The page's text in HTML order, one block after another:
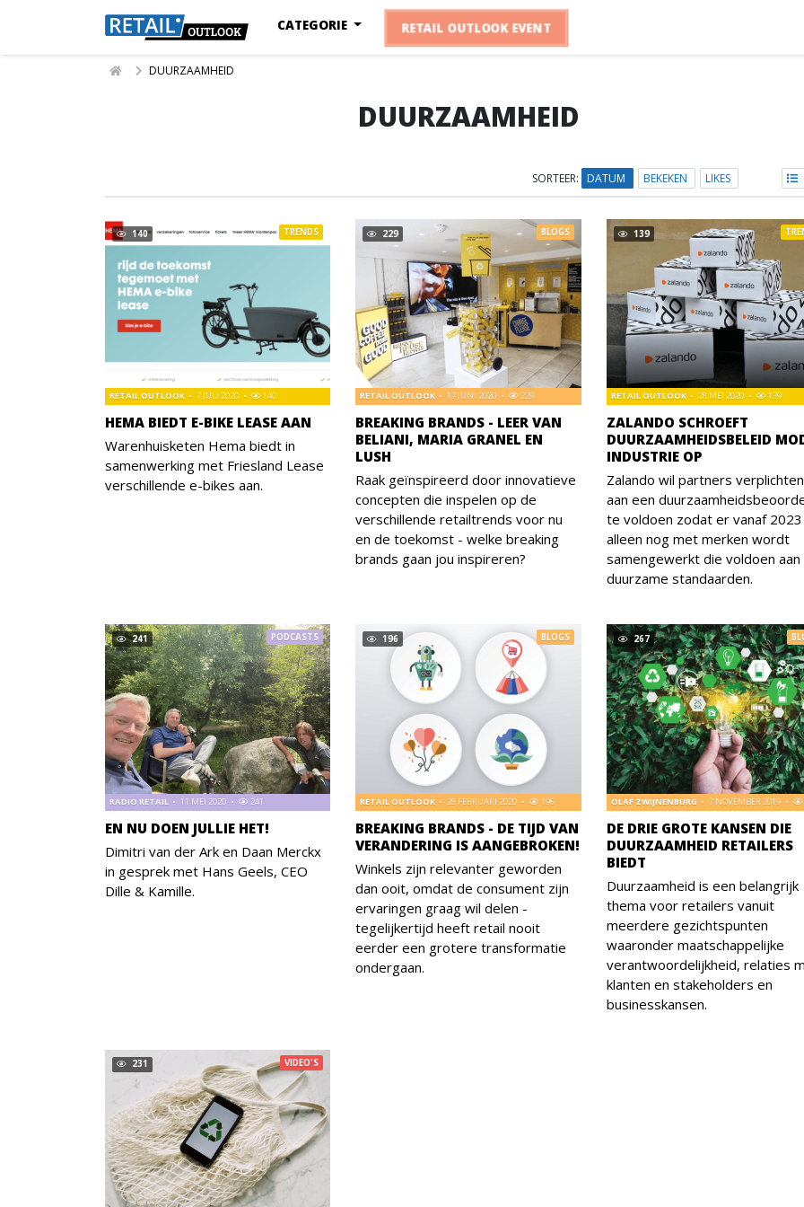
CATEGORIE RETAIL OUTLOOK EVENT
DUURZAAMHEID
DUURZAAMHEID
SORTEER: DATUM BEKEKEN LIKES
140
HEMA BIEDT E-BIKE LEASE AAN
RETAIL OUTLOOK 7 JULI 2020 140
TRENDS
Warenhuisketen Hema biedt in
samenwerking met Friesland Lease
verschillende e-bikes aan.
229
BREAKING BRANDS - LEER VAN
BELIANI, MARIA GRANEL EN
LUSH
RETAIL OUTLOOK 17 JUNI 2020 229
BLOGS
Raak geïnspireerd door innovatieve
concepten die inspelen op de
verschillende retailtrends voor nu
en de toekomst - welke breaking
brands gaan jou inspireren?
139
ZALANDO SCHROEFT
DUURZAAMHEIDSBELEID
INDUSTRIE OP
RETAIL OUTLOOK 28 MEI 2020 139
Zalando wil partners
aan een
te voldoen zodat er vanaf 2023
alleen nog met merken wordt
samengewerkt die voldoen aan
duurzame standaarden.
241
EN NU DOEN JULLIE HET!
RADIO RETAIL 11 MEI 2020 241
PODCASTS
Dimitri van der Ark en Daan Merckx
in gesprek met Hans Geels, CEO
Dille & Kamille.
196
BREAKING BRANDS - DE TIJD VAN
VERANDERING IS AANGEBROKEN!
RETAIL OUTLOOK 28 FEBRUARI 2020 196
BLOGS
Winkels zijn relevanter geworden
dan ooit, omdat de consument zijn
ervaringen graag wil delen -
tegelijkertijd heeft retail nooit
eerder een grotere transformatie
ondergaan.
267
DE DRIE GROTE KANSEN DIE
DUURZAAMHEID RETAILERS
BIEDT
OLAF ZWIJNENBURG 7 NOVEMBER 2019
Duurzaamheid is een belangrijk
thema voor retailers vanuit
meerdere gezichtspunten
waaronder maatschappelijke
verantwoordelijkheid, relaties
klanten en stakeholders en
businesskansen.
231 VIDEO'S